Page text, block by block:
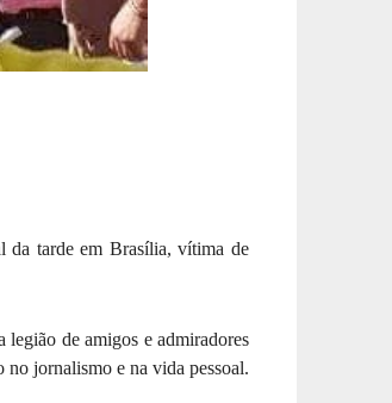
da tarde em Brasília, vítima de
de amigos e admiradores
jornalismo e na vida pessoal.